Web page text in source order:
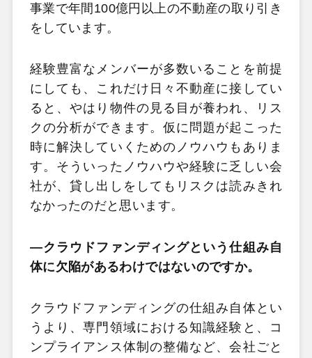
事業で年間100億円以上の不動産の取り引き
をしています。
経験豊富なメンバーが多数いることを前提
にしても、これだけ日々不動産に接してい
ると、やはり物件の見る目が養われ、リス
クの分析ができます。仮に問題が起こった
時に解決していくためのノウハウもありま
す。そういったノウハウや経験に乏しい会
社が、貸し出しをしてもリスクは読みきれ
なかったのだと思います。
―クラウドファンディングという仕組み自
体に欠陥があるわけではないのですか。
クラウドファンディングの仕組み自体とい
うより、専門領域における知識経験と、コ
ンプライアンス体制の整備など、会社ごと